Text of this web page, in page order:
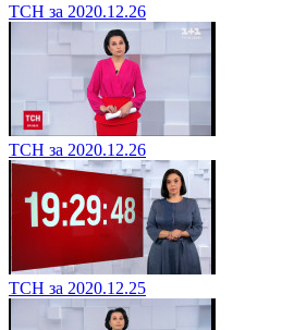
ТСН за 2020.12.26
ТСН за 2020.12.26
ТСН за 2020.12.25